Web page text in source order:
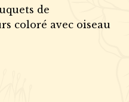
de
coloré avec oiseau